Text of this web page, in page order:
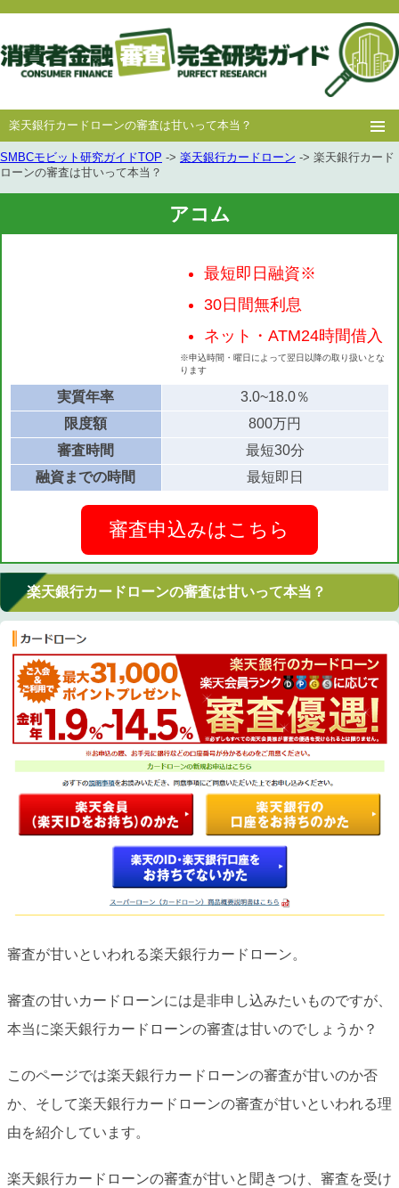
楽天銀行カードローンの審査は甘いって本当？
ホー
ム
消費者
金融
中小消費者
金融
キャッシング
審査
キャッシング
豆知識
SMBCモビット研究ガイドTOP -> 楽天銀行カードローン -> 楽天銀行カード
ローンの審査は甘いって本当？
アコム
最短即日融資※
30日間無利息
ネット・ATM24時間借入
※申込時間・曜日によって翌日以降の取り扱いとな
ります
実質年率
3.0~18.0％
限度額
800万円
審査時間
最短30分
融資までの時間
最短即日
審査申込みはこちら
楽天銀行カードローンの審査は甘いって本当？
審査が甘いといわれる楽天銀行カードローン。
審査の甘いカードローンには是非申し込みたいものですが、
本当に楽天銀行カードローンの審査は甘いのでしょうか？
このページでは楽天銀行カードローンの審査が甘いのか否
か、そして楽天銀行カードローンの審査が甘いといわれる理
由を紹介しています。
楽天銀行カードローンの審査が甘いと聞きつけ、審査を受け